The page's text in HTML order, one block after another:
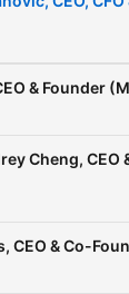
& Founder
Cheng, CEO
CEO & Co-